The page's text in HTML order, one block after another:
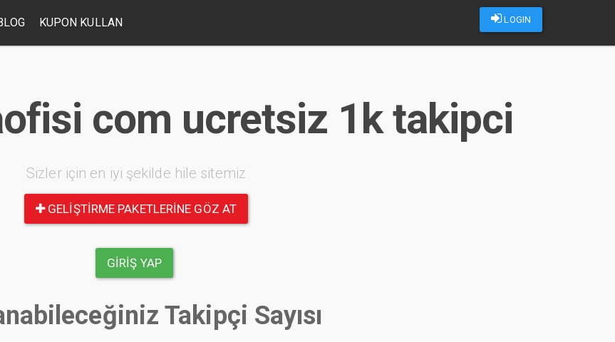
LOGIN
KUPON KULLAN
com ucretsiz 1k takipci
Sizler için en iyi şekilde hile sitemiz
GELIŞTIRME PAKETLERINE GÖZ AT
GIRIŞ YAP
Takipçi Sayısı